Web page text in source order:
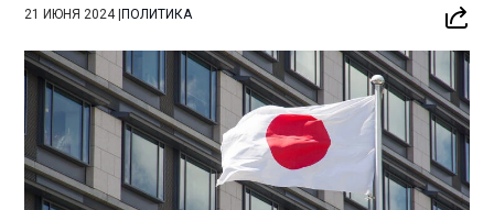
21 ИЮНЯ 2024|ПОЛИТИКА